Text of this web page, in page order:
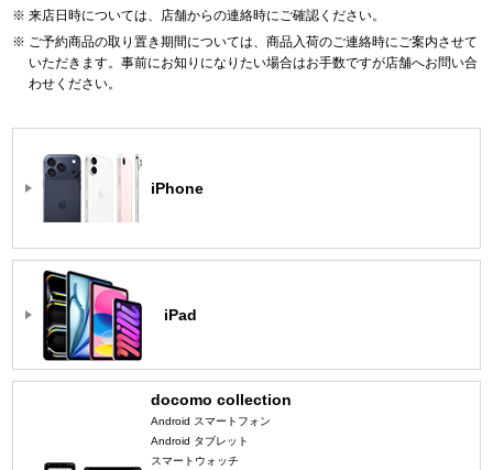
来店日時については、店舗からの連絡時にご確認ください。
ご予約商品の取り置き期間については、商品入荷のご連絡時にご案内させて
いただきます。事前にお知りになりたい場合はお手数ですが店舗へお問い合
わせください。
iPhone
iPad
docomo collection
Android スマートフォン
Android タブレット
スマートウォッチ